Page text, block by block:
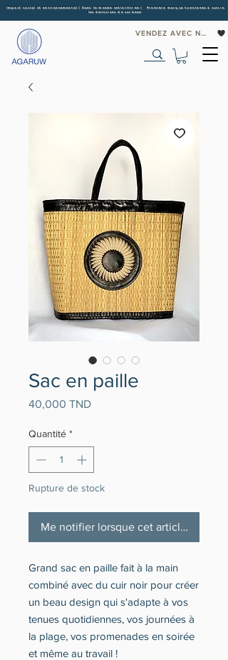
VENDEZ AVEC NOUS
Impact social et environnemental | Dans le monde entierlivrée | Première marque tunisienne à suivre
les émissions de carbone
Sac en paille
40,000 TNDPrix
Quantité *
Rupture de stock
Me notifier lorsque cet article est
Grand sac en paille fait à la main
combiné avec du cuir noir pour créer
un beau design qui s'adapte à vos
tenues quotidiennes, vos journées à
la plage, vos promenades en soirée
et même au travail !